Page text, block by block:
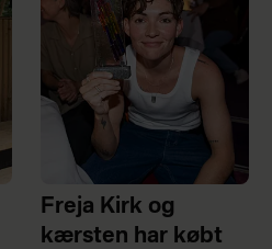
Freja Kirk og
kærsten har købt